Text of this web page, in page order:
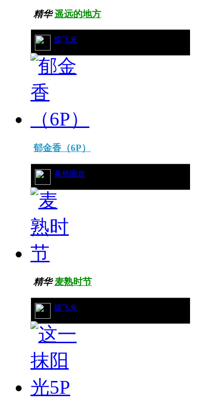
精华 遥远的地方
蝶飞来
郁金香（6P）
蓦然回首
精华 麦熟时节
蝶飞来